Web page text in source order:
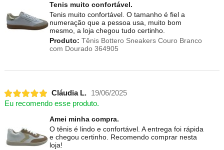
Tenis muito confortável.
Tenis muito confortável. O tamanho é fiel a
numeração que a pessoa usa, muito bom
mesmo, a loja chegou tudo certinho.
Produto: Tênis Bottero Sneakers Couro Branco
com Dourado 364905
Cláudia L.
19/06/2025
Eu recomendo esse produto.
Amei minha compra.
O tênis é lindo e confortável. A entrega foi rápida
e chegou certinho. Recomendo comprar nesta
loja!